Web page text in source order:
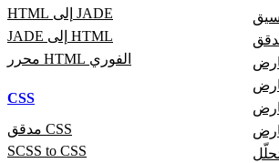
HTML إلى JADE
JADE إلى HTML
محرر HTML الفوري
CSS
مدقق CSS
SCSS to CSS